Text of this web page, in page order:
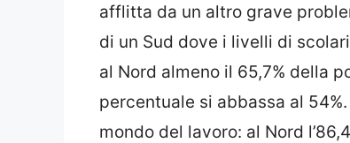
afflitta da un altro grave
di un Sud dove i livelli di
al Nord almeno il 65,7% della
percentuale si abbassa al
mondo del lavoro: al Nord